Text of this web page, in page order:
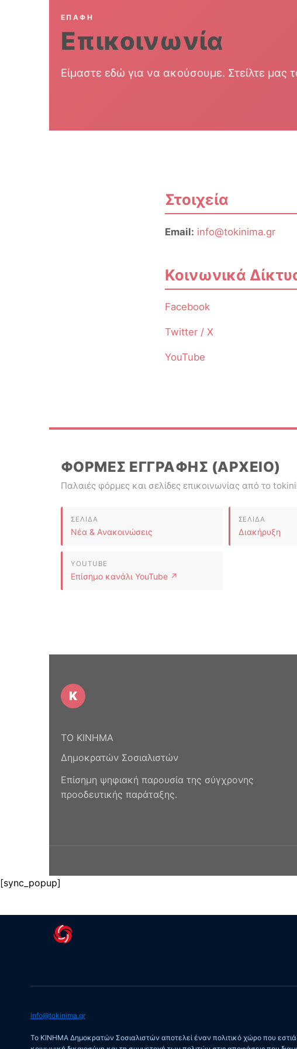
ΕΠΑΦΉ
Επικοινωνία
Είμαστε εδώ για να ακούσουμε. Στείλτε μας
Στοιχεία
Email: info@tokinima.gr
Κοινωνικά
Facebook
Twitter / X
YouTube
ΦΌΡΜΕΣ ΕΓΓΡΑΦΉΣ (ΑΡΧΕΊΟ)
Παλαιές φόρμες και σελίδες επικοινωνίας από το
ΣΕΛΊΔΑ
Νέα & Ανακοινώσεις
ΣΕΛΊΔΑ
Διακήρυξη
YOUTUBE
Επίσημο κανάλι YouTube ↗
Κ
ΤΟ ΚΙΝΗΜΑ
Δημοκρατών Σοσιαλιστών
Επίσημη ψηφιακή παρουσία της σύγχρονης
προοδευτικής παράταξης.
[sync_popup]
info@tokinima.gr
Το ΚΙΝΗΜΑ Δημοκρατών Σοσιαλιστών αποτελεί έναν πολιτικό χώρο που